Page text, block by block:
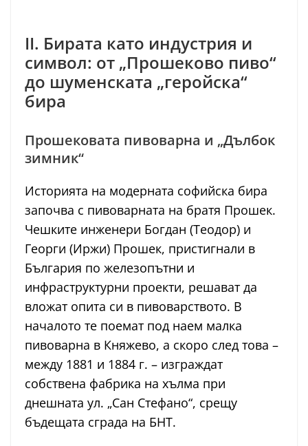
II. Бирата като индустрия и
символ: от „Прошеково пиво“
до шуменската „геройска“
бира
Прошековата пивоварна и „Дълбок
зимник“
Историята на модерната софийска бира
започва с пивоварната на братя Прошек.
Чешките инженери Богдан (Теодор) и
Георги (Иржи) Прошек, пристигнали в
България по железопътни и
инфраструктурни проекти, решават да
вложат опита си в пивоварството. В
началото те поемат под наем малка
пивоварна в Княжево, а скоро след това –
между 1881 и 1884 г. – изграждат
собствена фабрика на хълма при
днешната ул. „Сан Стефано“, срещу
бъдещата сграда на БНТ.